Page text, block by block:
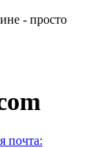
- просто
почта: